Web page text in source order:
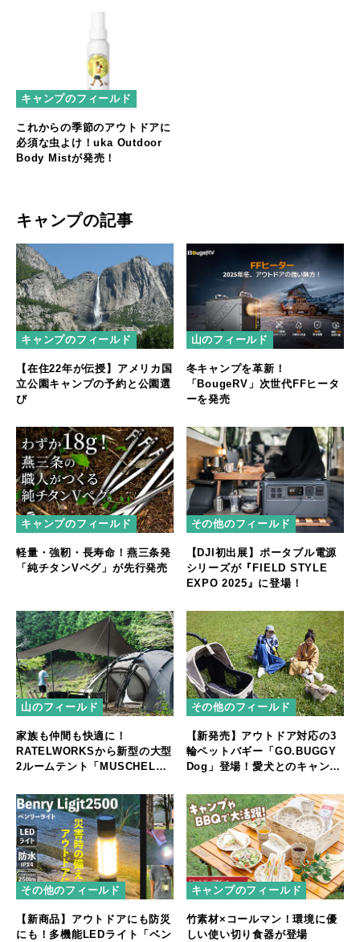
キャンプのフィールド
これからの季節のアウトドアに
必須な虫よけ！uka Outdoor
Body Mistが発売！
キャンプの記事
キャンプのフィールド
【在住22年が伝授】アメリカ国
立公園キャンプの予約と公園選
び
山のフィールド
冬キャンプを革新！
「BougeRV」次世代FFヒータ
ーを発売
キャンプのフィールド
軽量・強靭・長寿命！燕三条発
「純チタンVペグ」が先行発売
その他のフィールド
【DJI初出展】ポータブル電源
シリーズが『FIELD STYLE
EXPO 2025』に登場！
山のフィールド
家族も仲間も快適に！
RATELWORKSから新型の大型
2ルームテント「MUSCHEL」
その他のフィールド
【新発売】アウトドア対応の3
輪ペットバギー「GO.BUGGY
Dog」登場！愛犬とのキャンプ
その他のフィールド
【新商品】アウトドアにも防災
にも！多機能LEDライト「ベン
キャンプのフィールド
竹素材×コールマン！環境に優
しい使い切り食器が登場